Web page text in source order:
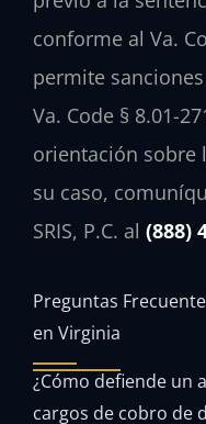
conforme al Va.
permite
Va. Code § 8.01-
orientación sobre
su caso,
SRIS, P.C. al (888)
Preguntas
en Virginia
¿Cómo defiende un
cargos de cobro de